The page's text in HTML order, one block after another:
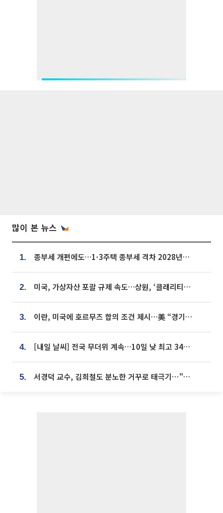
많이 본 뉴스
1. 종부세 개편에도…1·3주택 종부세 격차 2028년부터 확대
2. 미국, 가상자산 포괄 규제 속도…상원, ‘클래리티법’ 9월 절차투표 추진
3. 이란, 미국에 호르무즈 합의 조건 제시…美 “경기 아직 안 끝나” [종합]
4. [내일 날씨] 전국 무더위 계속…10일 낮 최고 34도 육박
5. 서경덕 교수, 김희철도 분노한 거꾸로 태극기⋯"엉터리는 아냐, 아쉬울 뿐"